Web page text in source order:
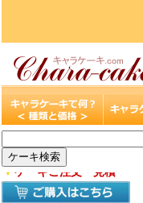
▼ケーキご注文・見積